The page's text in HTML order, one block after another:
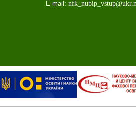
E-mail: nfk_ nubip_ vstup@ukr.